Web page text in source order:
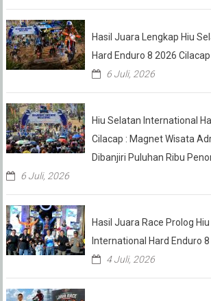
Hasil Juara Lengkap Hiu
Hard Enduro 8 2026 Cilacap
6 Juli, 2026
Hiu Selatan International
Cilacap : Magnet Wisata
Dibanjiri Puluhan Ribu
6 Juli, 2026
Hasil Juara Race Prolog
International Hard Enduro 8
4 Juli, 2026